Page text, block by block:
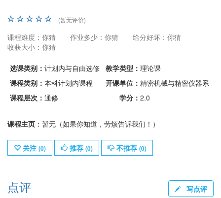
(暂无评价)
课程难度：你猜 作业多少：你猜
给分好坏：你猜
收获大小：你猜
选课类别： 计划内与自由选修 教学类型： 理论课
课程类别： 本科计划内课程 开课单位： 精密机械与精密仪器系
课程层次： 通修 学分： 2.0
课程主页 ：暂无（如果你知道，劳烦告诉我们！）
关注 (0) 推荐 (0) 不推荐 (0)
点评 写点评